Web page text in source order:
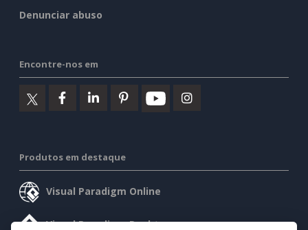
Denunciar abuso
Encontre-nos em
Produtos em destaque
Visual Paradigm Online
Visual Paradigm Desktop